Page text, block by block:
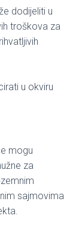
dodijeliti u
troškova za
u okviru
mogu
za
sajmovima